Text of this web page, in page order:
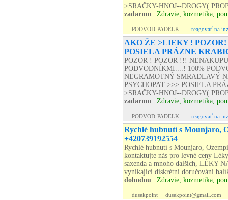
>SRAČKY-HNOJ--DROGY(
zadarmo
Zdravie, kozmetika,
PODVOD-PADELK... reagovať na
AKO ŽE >LIEKY !
POSIELA PRÁZNE
POZOR ! POZOR !!!
PODVODNÍKMI....! 100%
NEGRAMOTNÝ SMRADLAVÝ
PSYCHOPAT >>> POSIELA
>SRAČKY-HNOJ--DROGY(
zadarmo
Zdravie, kozmetika,
PODVOD-PADELK... reagovať na
Rychlé hubnutí s Mounjaro,
+420739192554
Rychlé hubnutí s Mounjaro,
kontaktujte nás pro levné ceny
saxenda a mnoho dalších, LÉKY
vynikající diskrétní doručování
dohodou
Zdravie, kozmetika,
dusekpoint dusekpoint@gmail.com